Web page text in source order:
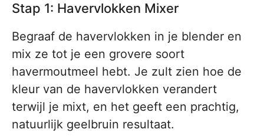
Stap 1: Havervlokken Mixer
Begraaf de havervlokken in je blender en
mix ze tot je een grovere soort
havermoutmeel hebt. Je zult zien hoe de
kleur van de havervlokken verandert
terwijl je mixt, en het geeft een prachtig,
natuurlijk geelbruin resultaat.